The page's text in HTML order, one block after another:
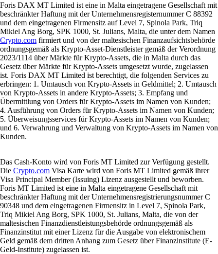
Foris DAX MT Limited ist eine in Malta eingetragene Gesellschaft mit
beschränkter Haftung mit der Unternehmensregisternummer C 88392
und dem eingetragenen Firmensitz auf Level 7, Spinola Park, Triq
Mikiel Ang Borg, SPK 1000, St. Julians, Malta, die unter dem Namen
Crypto.com firmiert und von der maltesischen Finanzaufsichtsbehörde
ordnungsgemäß als Krypto-Asset-Dienstleister gemäß der Verordnung
2023/1114 über Märkte für Krypto-Assets, die in Malta durch das
Gesetz über Märkte für Krypto-Assets umgesetzt wurde, zugelassen
ist. Foris DAX MT Limited ist berechtigt, die folgenden Services zu
erbringen: 1. Umtausch von Krypto-Assets in Geldmittel; 2. Umtausch
von Krypto-Assets in andere Krypto-Assets; 3. Empfang und
Übermittlung von Orders für Krypto-Assets im Namen von Kunden;
4. Ausführung von Orders für Krypto-Assets im Namen von Kunden;
5. Überweisungsservices für Krypto-Assets im Namen von Kunden;
und 6. Verwahrung und Verwaltung von Krypto-Assets im Namen von
Kunden.
Das Cash-Konto wird von Foris MT Limited zur Verfügung gestellt.
Die Crypto.com Visa Karte wird von Foris MT Limited gemäß ihrer
Visa Principal Member (Issuing) Lizenz ausgestellt und beworben.
Foris MT Limited ist eine in Malta eingetragene Gesellschaft mit
beschränkter Haftung mit der Unternehmensregistrierungsnummer C
90348 und dem eingetragenen Firmensitz in Level 7, Spinola Park,
Triq Mikiel Ang Borg, SPK 1000, St. Julians, Malta, die von der
maltesischen Finanzdienstleistungsbehörde ordnungsgemäß als
Finanzinstitut mit einer Lizenz für die Ausgabe von elektronischem
Geld gemäß dem dritten Anhang zum Gesetz über Finanzinstitute (E-
Geld-Institute) zugelassen ist.